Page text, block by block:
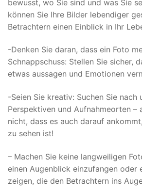
bewusst, wo Sie sind und was Sie
können Sie Ihre Bilder lebendiger
Betrachtern einen Einblick in Ihr
-Denken Sie daran, dass ein Foto
Schnappschuss: Stellen Sie sicher,
etwas aussagen und Emotionen
-Seien Sie kreativ: Suchen Sie nach
Perspektiven und Aufnahmeorten –
nicht, dass es auch darauf
zu sehen ist!
– Machen Sie keine langweiligen
einen Augenblick einzufangen oder
zeigen, die den Betrachtern ins